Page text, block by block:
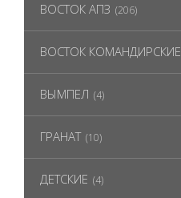
ВОСТОК АПЗ (206)
ВОСТОК КОМАНДИРСКИЕ
ВЫМПЕЛ (4)
ГРАНАТ (10)
ДЕТСКИЕ (4)